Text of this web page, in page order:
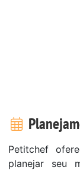
Petitchef
planejar seu